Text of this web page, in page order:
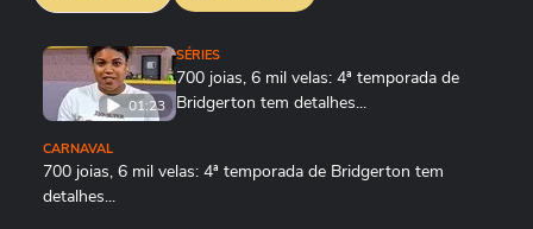
01:23
SÉRIES
700 joias, 6 mil velas: 4ª temporada de
Bridgerton tem detalhes...
CARNAVAL
700 joias, 6 mil velas: 4ª temporada de Bridgerton tem
detalhes...